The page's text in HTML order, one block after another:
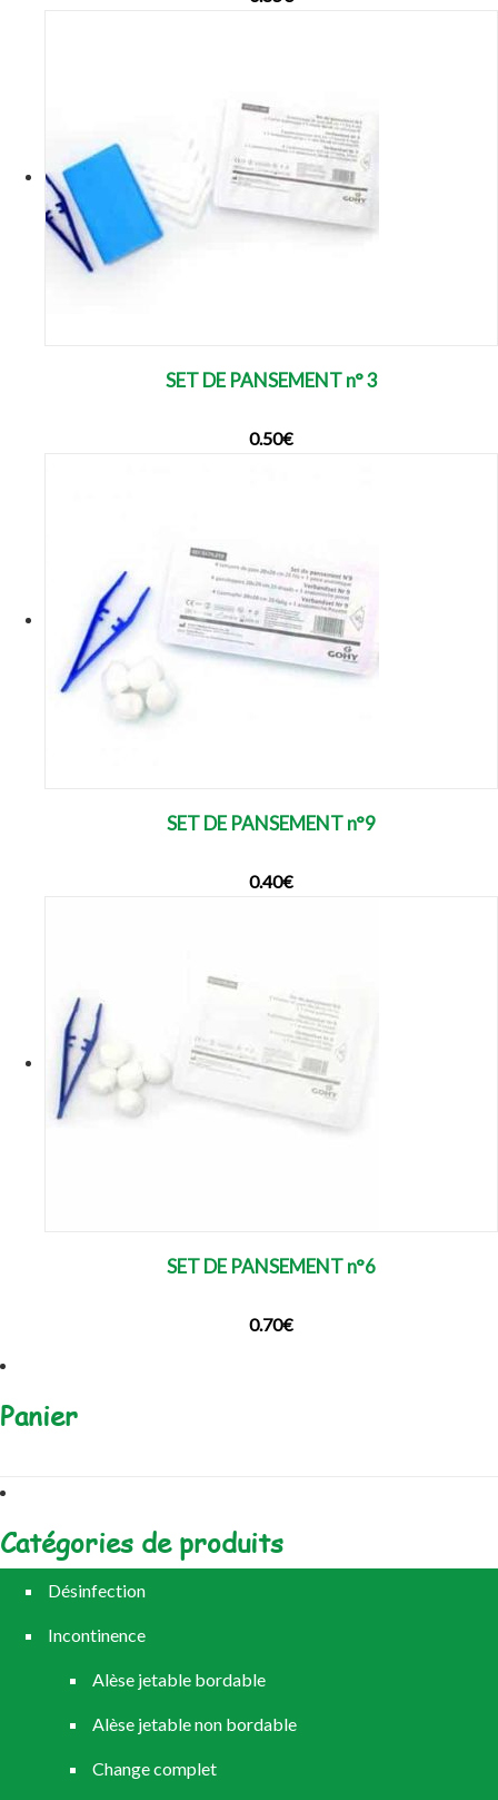
SET DE PANSEMENT n° 3
0.50€
SET DE PANSEMENT n°9
0.40€
SET DE PANSEMENT n°6
0.70€
Panier
Catégories de produits
Désinfection
Incontinence
Alèse jetable bordable
Alèse jetable non bordable
Change complet